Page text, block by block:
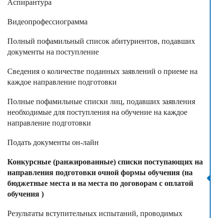
Аспирантура
Видеопрофессиограмма
Полный пофамильный список абитуриентов, подавших
документы на поступление
Cведения о количестве поданных заявлений о приеме на
каждое направление подготовки
Полные пофамильные списки лиц, подавших заявления
необходимые для поступления на обучение на каждое
направление подготовки
Подать документы он-лайн
Конкурсные (ранжированные) списки поступающих на
направления подготовки очной формы обучения (на
бюджетные места и на места по договорам с оплатой
обучения )
Результаты вступительных испытаний, проводимых